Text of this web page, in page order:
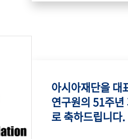
아시아재단을 대
연구원의 51주
로 축하드립니다.